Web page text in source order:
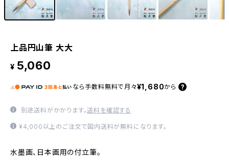
上品円山筆 大大
¥ 5,060
なら 手数料無料で 月々¥1,680から
別途送料がかかります。送料を確認する
¥4,000以上のご注文で国内送料が無料になります。
水墨画、日本画用の付立筆。